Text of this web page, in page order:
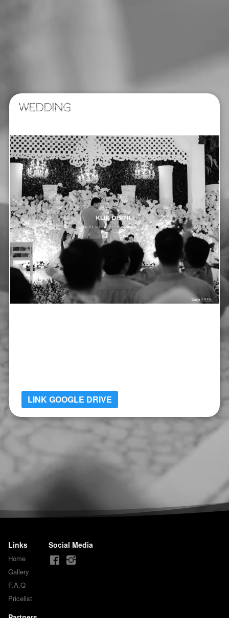
WEDDING
LINK GOOGLE DRIVE
Links
Home
Gallery
F.A.Q
Pricelist
Social Media